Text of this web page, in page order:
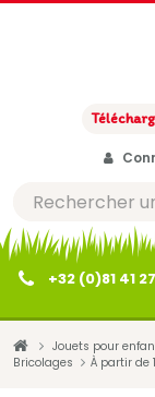
+32 (0)81 41
Jouets pour
Bricolages
À partir de